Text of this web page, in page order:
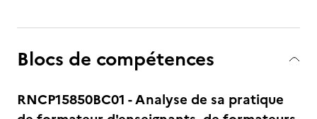
Blocs de compétences
RNCP15850BC01 - Analyse de sa pratique